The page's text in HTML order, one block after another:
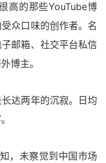
高的那些YouTube博
众口味的创作者。名
邮箱、社交平台私信
博主。
达两年的沉寂。日均
，未察觉到中国市场